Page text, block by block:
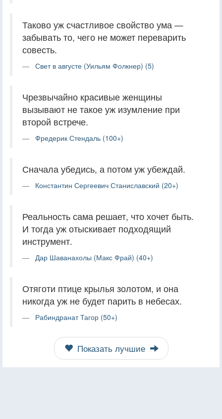
Таково уж счастливое свойство ума —
забывать то, чего не может переварить
совесть.
Свет в августе (Уильям Фолкнер) (5)
Чрезвычайно красивые женщины
вызывают не такое уж изумление при
второй встрече.
Фредерик Стендаль (100+)
Сначала убедись, а потом уж убеждай.
Константин Сергеевич Станиславский (20+)
Реальность сама решает, что хочет быть.
И тогда уж отыскивает подходящий
инструмент.
Дар Шаванахолы (Макс Фрай) (40+)
Отяготи птице крылья золотом, и она
никогда уж не будет парить в небесах.
Рабиндранат Тагор (50+)
Показать лучшие